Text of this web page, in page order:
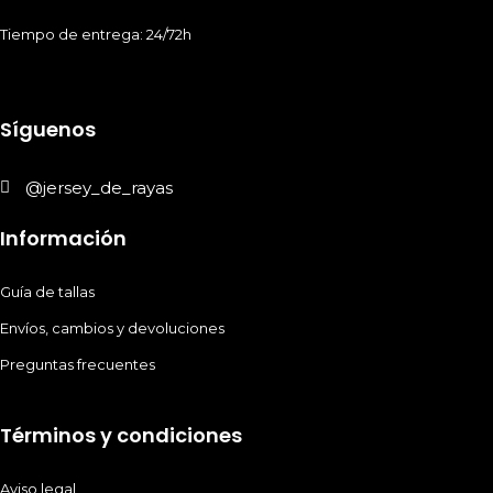
Tiempo de entrega: 24/72h
Síguenos
@jersey_de_rayas
Información
Guía de tallas
Envíos, cambios y devoluciones
Preguntas frecuentes
Términos y condiciones
Aviso legal